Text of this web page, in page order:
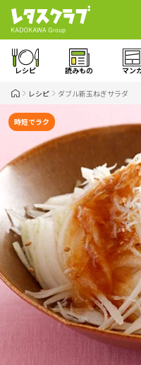
レシピ 読みもの マン
レシピ ダブル新玉ねぎサラダ
時短でラク